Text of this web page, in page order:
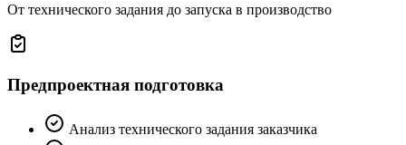
От технического задания до запуска в производство
Предпроектная подготовка
Анализ технического задания заказчика